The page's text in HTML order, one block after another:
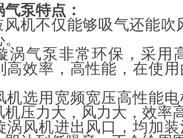
气泵特点：
机不仅能够吸气还能吹
涡气泵非常环保，采用
高效率，高性能，在使
机选用宽频宽压高性能
机压力大，风力大，效率
涡风机进出风口，均加